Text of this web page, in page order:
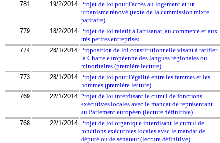
781
19/2/2014 Projet de loi pour l'accès au logement et un
urbanisme rénové (texte de la commission mixte
paritaire)
779
18/2/2014 Projet de loi relatif à l'artisanat, au commerce et aux
très petites entreprises
774
28/1/2014 Proposition de loi constitutionnelle visant à ratifier
la Charte européenne des langues régionales ou
minoritaires (première lecture)
773
28/1/2014 Projet de loi pour l'égalité entre les femmes et les
hommes (première lecture)
769
22/1/2014 Projet de loi interdisant le cumul de fonctions
exécutives locales avec le mandat de représentant
au Parlement européen (lecture définitive)
768
22/1/2014 Projet de loi organique interdisant le cumul de
fonctions exécutives locales avec le mandat de
député ou de sénateur (lecture définitive)